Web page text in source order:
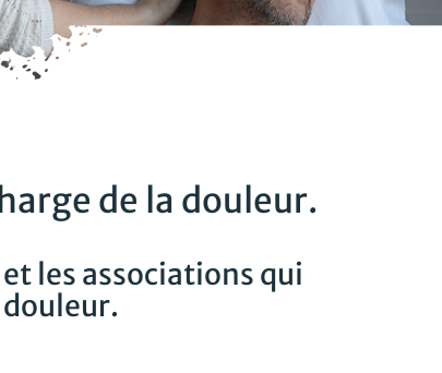
de la douleur.
les associations qui